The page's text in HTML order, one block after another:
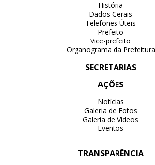
História
Dados Gerais
Telefones Úteis
Prefeito
Vice-prefeito
Organograma da Prefeitura
SECRETARIAS
AÇÕES
Notícias
Galeria de Fotos
Galeria de Vídeos
Eventos
TRANSPARÊNCIA